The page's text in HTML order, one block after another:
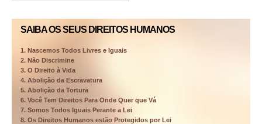
SAIBA OS SEUS DIREITOS HUMANOS
1. Nascemos Todos Livres e Iguais
2. Não Discrimine
3. O Direito à Vida
4. Abolição da Escravatura
5. Abolição da Tortura
6. Você Tem Direitos Para Onde Quer que Vá
7. Somos Todos Iguais Perante a Lei
8. Os Direitos Humanos estão Protegidos por Lei